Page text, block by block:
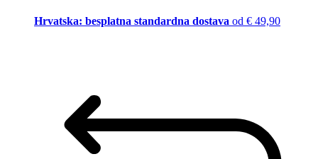
Hrvatska: besplatna standardna dostava od € 49,90